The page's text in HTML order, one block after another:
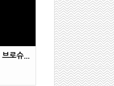
로슈...